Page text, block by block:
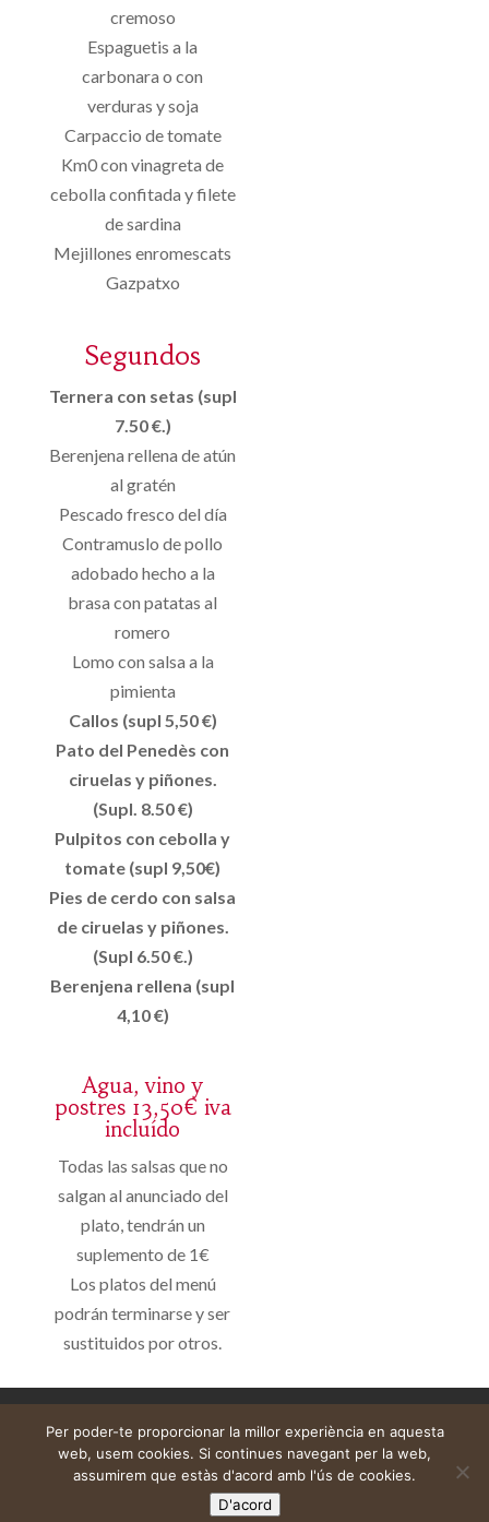
cremoso
Espaguetis a la
carbonara o con
verduras y soja
Carpaccio de tomate
Km0 con vinagreta de
cebolla confitada y filete
de sardina
Mejillones enromescats
Gazpatxo
Segundos
Ternera con setas (supl
7.50 €.)
Berenjena rellena de atún
al gratén
Pescado fresco del día
Contramuslo de pollo
adobado hecho a la
brasa con patatas al
romero
Lomo con salsa a la
pimienta
Callos (supl 5,50 €)
Pato del Penedès con
ciruelas y piñones.
(Supl. 8.50 €)
Pulpitos con cebolla y
tomate (supl 9,50€)
Pies de cerdo con salsa
de ciruelas y piñones.
(Supl 6.50 €.)
Berenjena rellena (supl
4,10 €)
Agua, vino y
postres 13,50€ iva
incluído
Todas las salsas que no
salgan al anunciado del
plato, tendrán un
suplemento de 1€
Los platos del menú
podrán terminarse y ser
sustituidos por otros.
Web construïda perDeMomentSomTres
Per poder-te proporcionar la millor experiència en aquesta
web, usem cookies. Si continues navegant per la web,
assumirem que estàs d'acord amb l'ús de cookies.
D'acord